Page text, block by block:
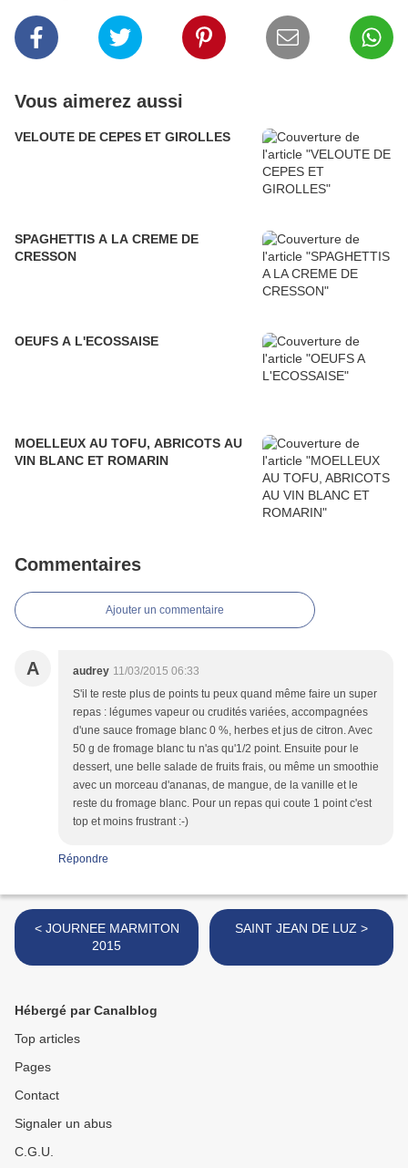
Vous aimerez aussi
VELOUTE DE CEPES ET GIROLLES
SPAGHETTIS A LA CREME DE
CRESSON
OEUFS A L'ECOSSAISE
MOELLEUX AU TOFU, ABRICOTS AU
VIN BLANC ET ROMARIN
Commentaires
Ajouter un commentaire
A audrey 11/03/2015 06:33
S'il te reste plus de points tu peux quand même faire un super
repas : légumes vapeur ou crudités variées, accompagnées
d'une sauce fromage blanc 0 %, herbes et jus de citron. Avec
50 g de fromage blanc tu n'as qu'1/2 point. Ensuite pour le
dessert, une belle salade de fruits frais, ou même un smoothie
avec un morceau d'ananas, de mangue, de la vanille et le
reste du fromage blanc. Pour un repas qui coute 1 point c'est
top et moins frustrant :-)
Répondre
< JOURNEE MARMITON
2015
SAINT JEAN DE LUZ >
Hébergé par Canalblog
Top articles
Pages
Contact
Signaler un abus
C.G.U.